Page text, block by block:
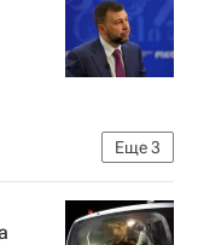
Еще3